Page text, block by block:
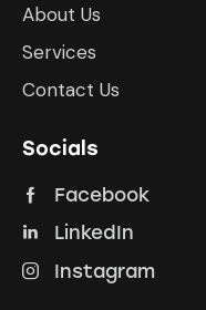
About Us
Services
Contact Us
Socials
Facebook
LinkedIn
Instagram